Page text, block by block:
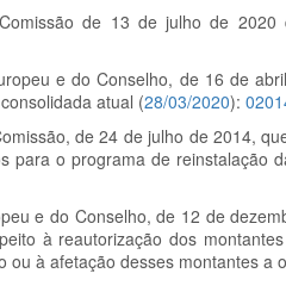
de 13 de julho de 2020
e do Conselho, de 16 de
atual (28/03/2020):
de 24 de julho de 2014,
para o programa de
e do Conselho, de 12 de
à reautorização dos
à afetação desses montantes